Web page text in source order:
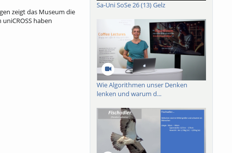
zeigt das Museum die
haben
Sa-Uni SoSe 26 (13) Gelz
Wie Algorithmen unser Denken
lenken und warum d...